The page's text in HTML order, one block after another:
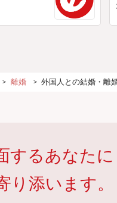
離婚 外国人との結婚・離
するあなたに
り添います。